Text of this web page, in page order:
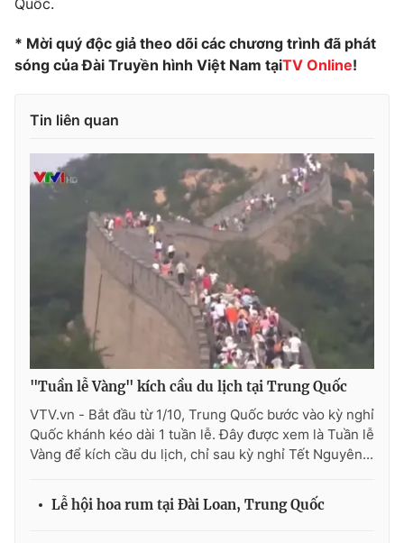
Tư vấn
Lịch phát sóng
Emagazine
Photo Infographic
Shorts video
VTV Money VTV Thể thao
VTV Sức khoẻ Bất động sản
Thị trường 24h Tấm lòng Việt
VTV4 Vươn mình bằng AI
Quốc.
* Mời quý độc giả theo dõi các chương trình đã phát
sóng của Đài Truyền hình Việt Nam tạiTV Online!
Tin liên quan
"Tuần lễ Vàng" kích cầu du lịch tại Trung Quốc
VTV.vn - Bắt đầu từ 1/10, Trung Quốc bước vào kỳ nghỉ
Quốc khánh kéo dài 1 tuần lễ. Đây được xem là Tuần lễ
Vàng để kích cầu du lịch, chỉ sau kỳ nghỉ Tết Nguyên...
Lễ hội hoa rum tại Đài Loan, Trung Quốc